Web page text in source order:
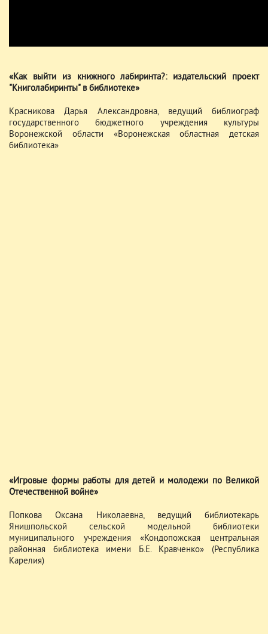
«Как выйти из книжного лабиринта?: издательский проект
"Книголабиринты" в библиотеке»
Красникова Дарья Александровна, ведущий библиограф
государственного бюджетного учреждения культуры
Воронежской области «Воронежская областная детская
библиотека»
«Игровые формы работы для детей и молодежи по Великой
Отечественной войне»
Попкова Оксана Николаевна, ведущий библиотекарь
Янишпольской сельской модельной библиотеки
муниципального учреждения «Кондопожская центральная
районная библиотека имени Б.Е. Кравченко» (Республика
Карелия)